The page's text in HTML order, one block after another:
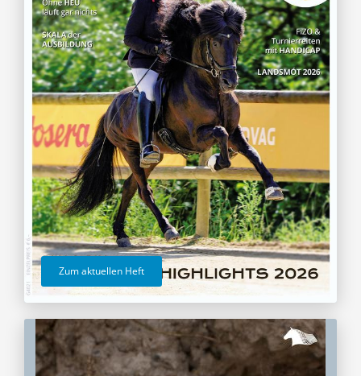
Zum aktuellen Heft